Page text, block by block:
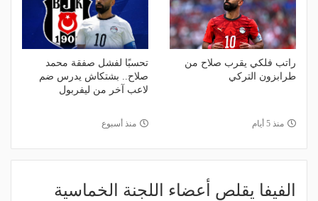
راتب فلكي يقرب صلاح من
طرابزون التركي
منذ 5 أيام
تحسبًا لفشل صفقة محمد
صلاح.. بشتكاش يدرس ضم
لاعب آخر من ليفربول
منذ أسبوع
الفيفا يقلص أعضاء اللجنة الخماسية